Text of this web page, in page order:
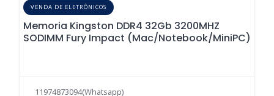
VENDA DE ELETRÔNICOS
Memoria Kingston DDR4 32Gb 3200MHZ
SODIMM Fury Impact (Mac/Notebook/MiniPC)
11974873094(Whatsapp)